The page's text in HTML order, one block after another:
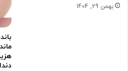
بهمن 29, 1404